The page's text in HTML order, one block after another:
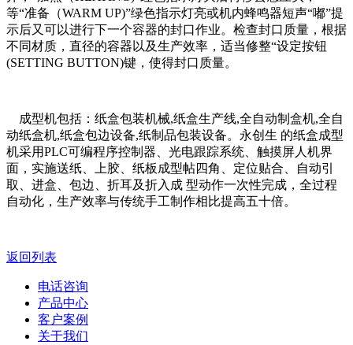
等“准备（WARM UP)”绿色指示灯亮或机内蜂鸣器短声“嘟”提
示后又可以进行下一个容器的封口作业。检查封口质量，根据
不同材质，直径的容器以及生产效率，适当修整“设定按钮
(SETTING BUTTON)键，使得封口质量。
成型机包括：纸盒包装机械,纸盒生产线,全自动制盒机,全自
动纸盒机,纸盒包边设备,纸制品包装设备。永创生 的纸盒成型
机采用PLC可编程序控制器、光电跟踪系统、触摸屏人机界
面，实施送纸、上胶、纸板成型帖四角、定位贴合、自动引
取、进盒、包边、折耳及折入成 型动作一次性完成，全过程
自动化，生产效率与传统手工制作相比提高五十倍。
返回列表
电话咨询
产品中心
客户案例
关于我们